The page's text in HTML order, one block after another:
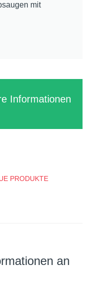
mit
Informationen
PRODUKTE
an